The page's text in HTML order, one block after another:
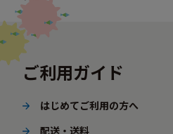
ご利用ガイド
はじめてご利用の方へ
配送・送料